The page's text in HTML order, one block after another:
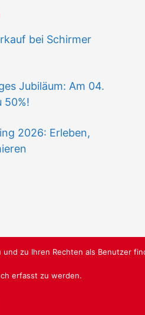
bei Schirmer
Jubiläum: Am 04.
50%!
2026: Erleben,
zu Ihren Rechten als Benutzer
erfasst zu werden.